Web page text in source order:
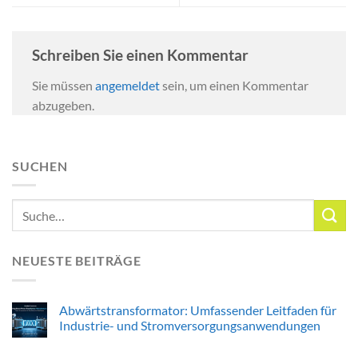
Schreiben Sie einen Kommentar
Sie müssen angemeldetsein, um einen Kommentar
abzugeben.
SUCHEN
NEUESTE BEITRÄGE
Abwärtstransformator: Umfassender Leitfaden für
Industrie- und Stromversorgungsanwendungen